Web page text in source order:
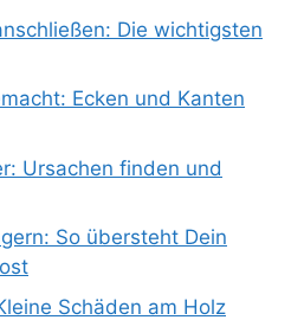
Die wichtigsten
Ecken und Kanten
Ursachen finden und
So übersteht Dein
Schäden am Holz